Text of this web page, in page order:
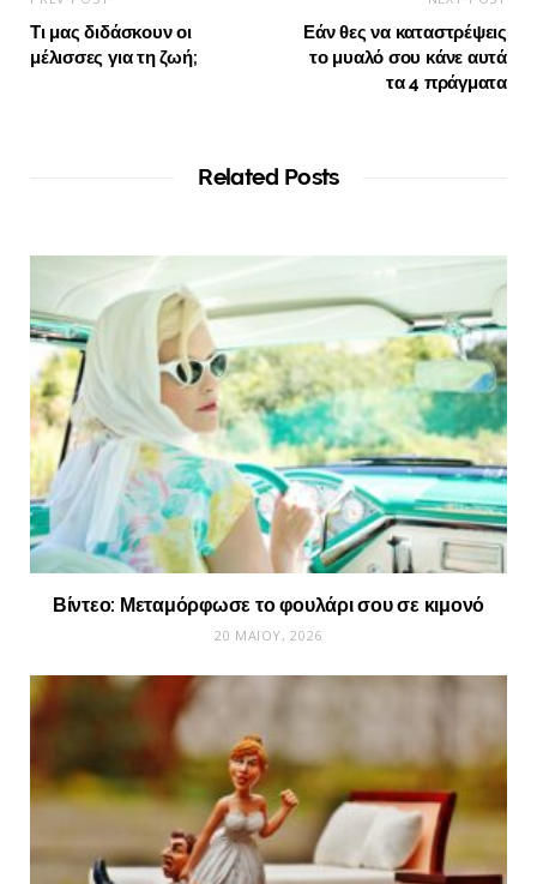
Τι μας διδάσκουν οι
μέλισσες για τη ζωή;
Εάν θες να καταστρέψεις
το μυαλό σου κάνε αυτά
τα 4 πράγματα
Related Posts
Βίντεο: Μεταμόρφωσε το φουλάρι σου σε κιμονό
20 ΜΑΪ́ΟΥ, 2026